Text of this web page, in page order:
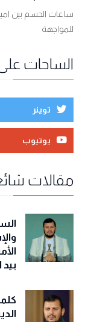
ساعات الحسم بين
للمواجهة
الساحات
توينر
يوتيوب
مقالات